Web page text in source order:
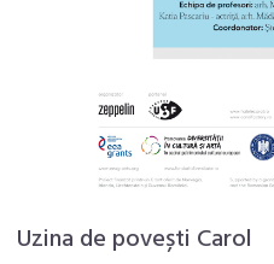
Uzina de povești Carol